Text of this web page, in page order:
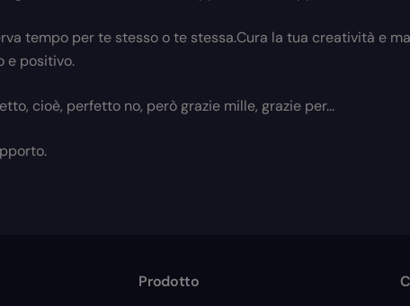
tempo per te stesso o te stessa.Cura la tua creatività e
e positivo.
cioè, perfetto no, però grazie mille, grazie per...
Prodotto